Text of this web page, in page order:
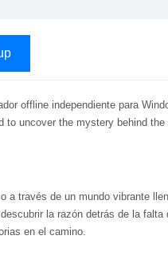
offline independiente para
to uncover the mystery behind
través de un mundo vibrante
la razón detrás de la falta
en el camino.